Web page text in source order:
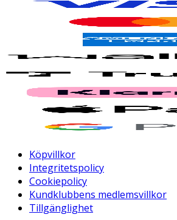
Köpvillkor
Integritetspolicy
Cookiepolicy
Kundklubbens medlemsvillkor
Tillgänglighet